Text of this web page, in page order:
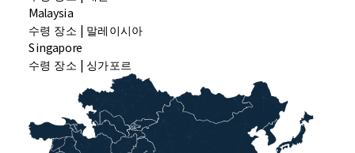
Malaysia
수령 장소 | 말레이시아
Singapore
수령 장소 | 싱가포르